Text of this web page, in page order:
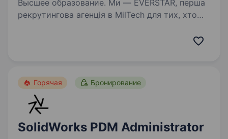
Высшее образование. Ми — EVERSTAR, перша
рекрутингова агенція в MilTech для тих, хто
Але досить про нас, розказуємо про головну
Горячая Бронирование
SolidWorks PDM Administrator